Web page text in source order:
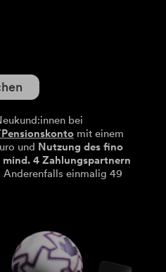
bei
mit einem
und Nutzung des fino
4 Zahlungspartnern
Anderenfalls einmalig 49